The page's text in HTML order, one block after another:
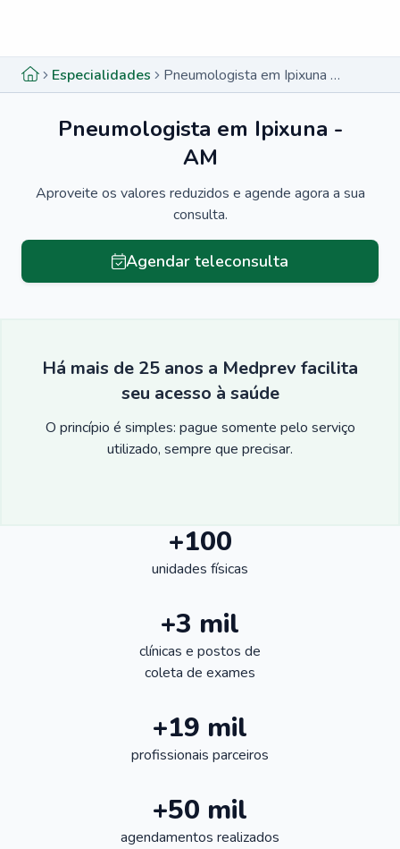
Especialidades Pneumologista em Ipixuna - AM
Pneumologista em Ipixuna -
AM
Aproveite os valores reduzidos e agende agora a sua
consulta.
Agendar teleconsulta
Há mais de 25 anos a Medprev facilita
seu acesso à saúde
O princípio é simples: pague somente pelo serviço
utilizado, sempre que precisar.
+100
unidades físicas
+3 mil
clínicas e postos de
coleta de exames
+19 mil
profissionais parceiros
+50 mil
agendamentos realizados